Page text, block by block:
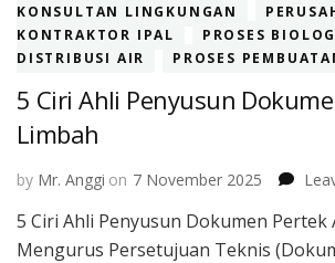
KONSULTAN LINGKUNGAN
KONTRAKTOR IPAL
PROSES
DISTRIBUSI AIR
PROSES
5 Ciri Ahli Penyusun
Limbah
by Mr. Anggi on 7 November 2025
5 Ciri Ahli Penyusun Dokumen Pertek
Mengurus Persetujuan Teknis